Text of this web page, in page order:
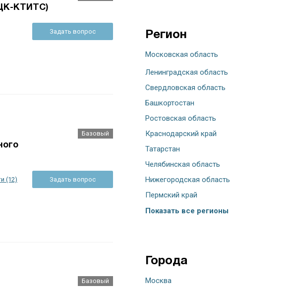
КТИТС)
Задать вопрос
Базовый
(12) Задать вопрос
Базовый
Регион
Московская область
Ленинградская область
Свердловская область
Башкортостан
Ростовская область
Краснодарский край
Татарстан
Челябинская область
Нижегородская область
Пермский край
Показать все регионы
Города
Москва